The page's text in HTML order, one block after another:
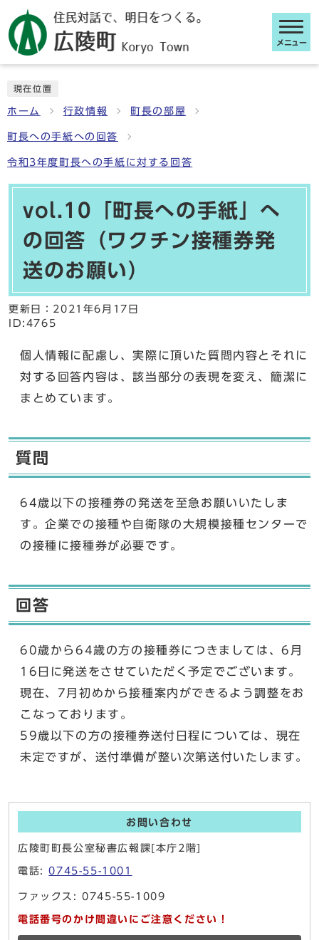
メニュー
現在位置
ホーム 行政情報 町長の部屋
町長への手紙への回答
令和3年度町長への手紙に対する回答
vol.10「町長への手紙」へ
の回答（ワクチン接種券発
送のお願い）
更新日： 2021年6月17日
ID:4765
個人情報に配慮し、実際に頂いた質問内容とそれに
対する回答内容は、該当部分の表現を変え、簡潔に
まとめています。
質問
64歳以下の接種券の発送を至急お願いいたしま
す。企業での接種や自衛隊の大規模接種センターで
の接種に接種券が必要です。
回答
60歳から64歳の方の接種券につきましては、6月
16日に発送をさせていただく予定でございます。
現在、7月初めから接種案内ができるよう調整をお
こなっております。
59歳以下の方の接種券送付日程については、現在
未定ですが、送付準備が整い次第送付いたします。
お問い合わせ
広陵町町長公室秘書広報課[本庁2階]
電話:0745-55-1001
ファックス: 0745-55-1009
電話番号のかけ間違いにご注意ください！